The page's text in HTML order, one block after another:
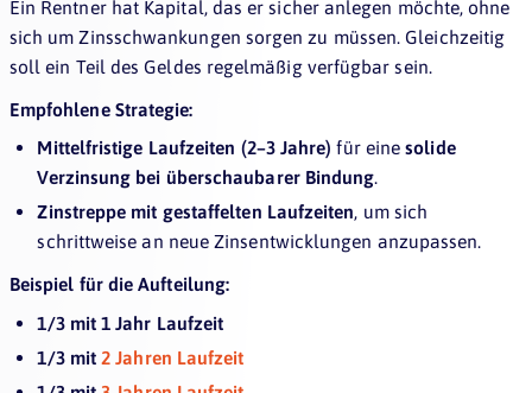
Ein Rentner hat Kapital, das er sicher anlegen möchte, ohne
sich um Zinsschwankungen sorgen zu müssen. Gleichzeitig
soll ein Teil des Geldes regelmäßig verfügbar sein.
Empfohlene Strategie:
Mittelfristige Laufzeiten (2–3 Jahre) für einesolide
Verzinsung bei überschaubarer Bindung.
Zinstreppe mit gestaffelten Laufzeiten, um sich
schrittweise an neue Zinsentwicklungen anzupassen.
Beispiel für die Aufteilung:
1/3 mit 1 Jahr Laufzeit
1/3 mit2 Jahren Laufzeit